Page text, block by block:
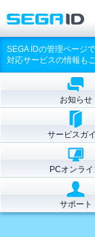
SEGA IDの管理ページで
対応サービスの情報も
お知らせ
サービスガ
PCオンライ
サポート